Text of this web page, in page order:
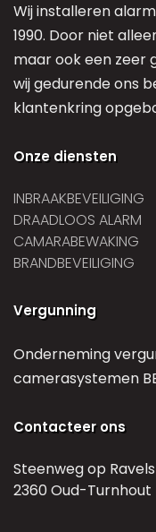
Wij installeren
1990. Door niet
maar ook een zeer
wij gedurende ons
klantenkring
Onze diensten
INBRAAKBEVEILIGING
DRAADLOOS ALARM
CAMARABEWAKING
BRANDBEVEILIGING
Vergunning
Onderneming
camerasystemen
Contacteer ons
Steenweg op Ravels
2360 Oud-Turnhout